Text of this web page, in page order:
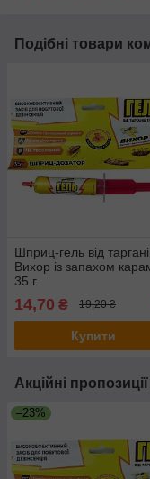
Подібні товари
Шприц-гель від
Вихор із запахом
35 г.
14,70 ₴ 19,20 ₴
Купити
Акційні
–23%